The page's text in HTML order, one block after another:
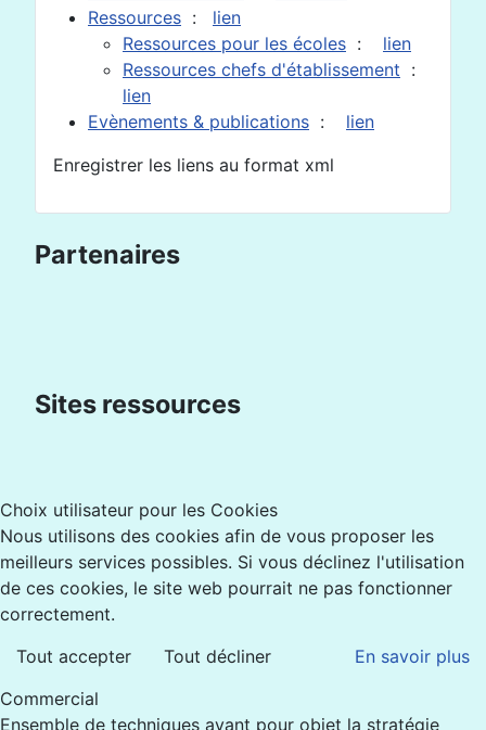
Ressources : lien
Ressources pour les écoles : lien
Ressources chefs d'établissement :
lien
Evènements & publications : lien
Enregistrer les liens au format xml
Partenaires
Sites ressources
Choix utilisateur pour les Cookies
Nous utilisons des cookies afin de vous proposer les
meilleurs services possibles. Si vous déclinez l'utilisation
de ces cookies, le site web pourrait ne pas fonctionner
correctement.
Tout accepter
Tout décliner
En savoir plus
Commercial
Ensemble de techniques ayant pour objet la stratégie